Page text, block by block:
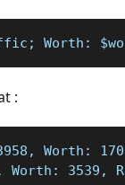
Worth:
:
Worth:
Worth: 3539,